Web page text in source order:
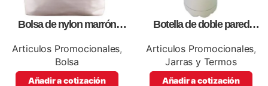
Bolsa de nylon marrón
color
Articulos Promocionales,
Bolsa
Añadir a cotización
Botella de doble pared
promocionales
Articulos Promocionales,
Jarras y Termos
Añadir a cotización